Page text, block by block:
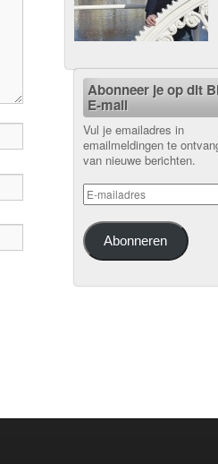
Abonneer je op dit
E-mail
Vul je emailadres in
emailmeldingen te
van nieuwe berichten.
Abonneren